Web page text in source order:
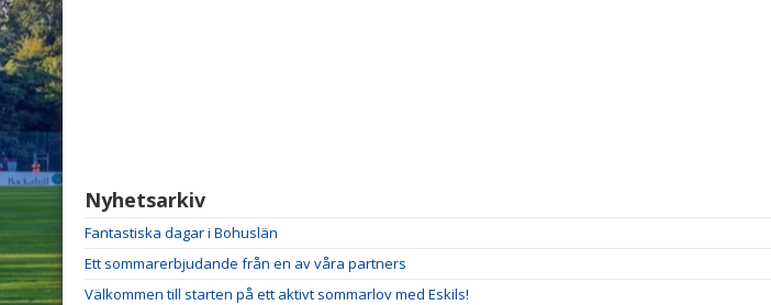
Nyhetsarkiv
Fantastiska dagar i Bohuslän
Ett sommarerbjudande från en av våra partners
Välkommen till starten på ett aktivt sommarlov med Eskils!